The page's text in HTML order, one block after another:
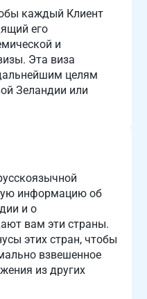
каждый Клиент
его
и
Эта виза
целям
Зеландии или
информацию об
и о
вам эти страны.
этих стран, чтобы
взвешенное
из других